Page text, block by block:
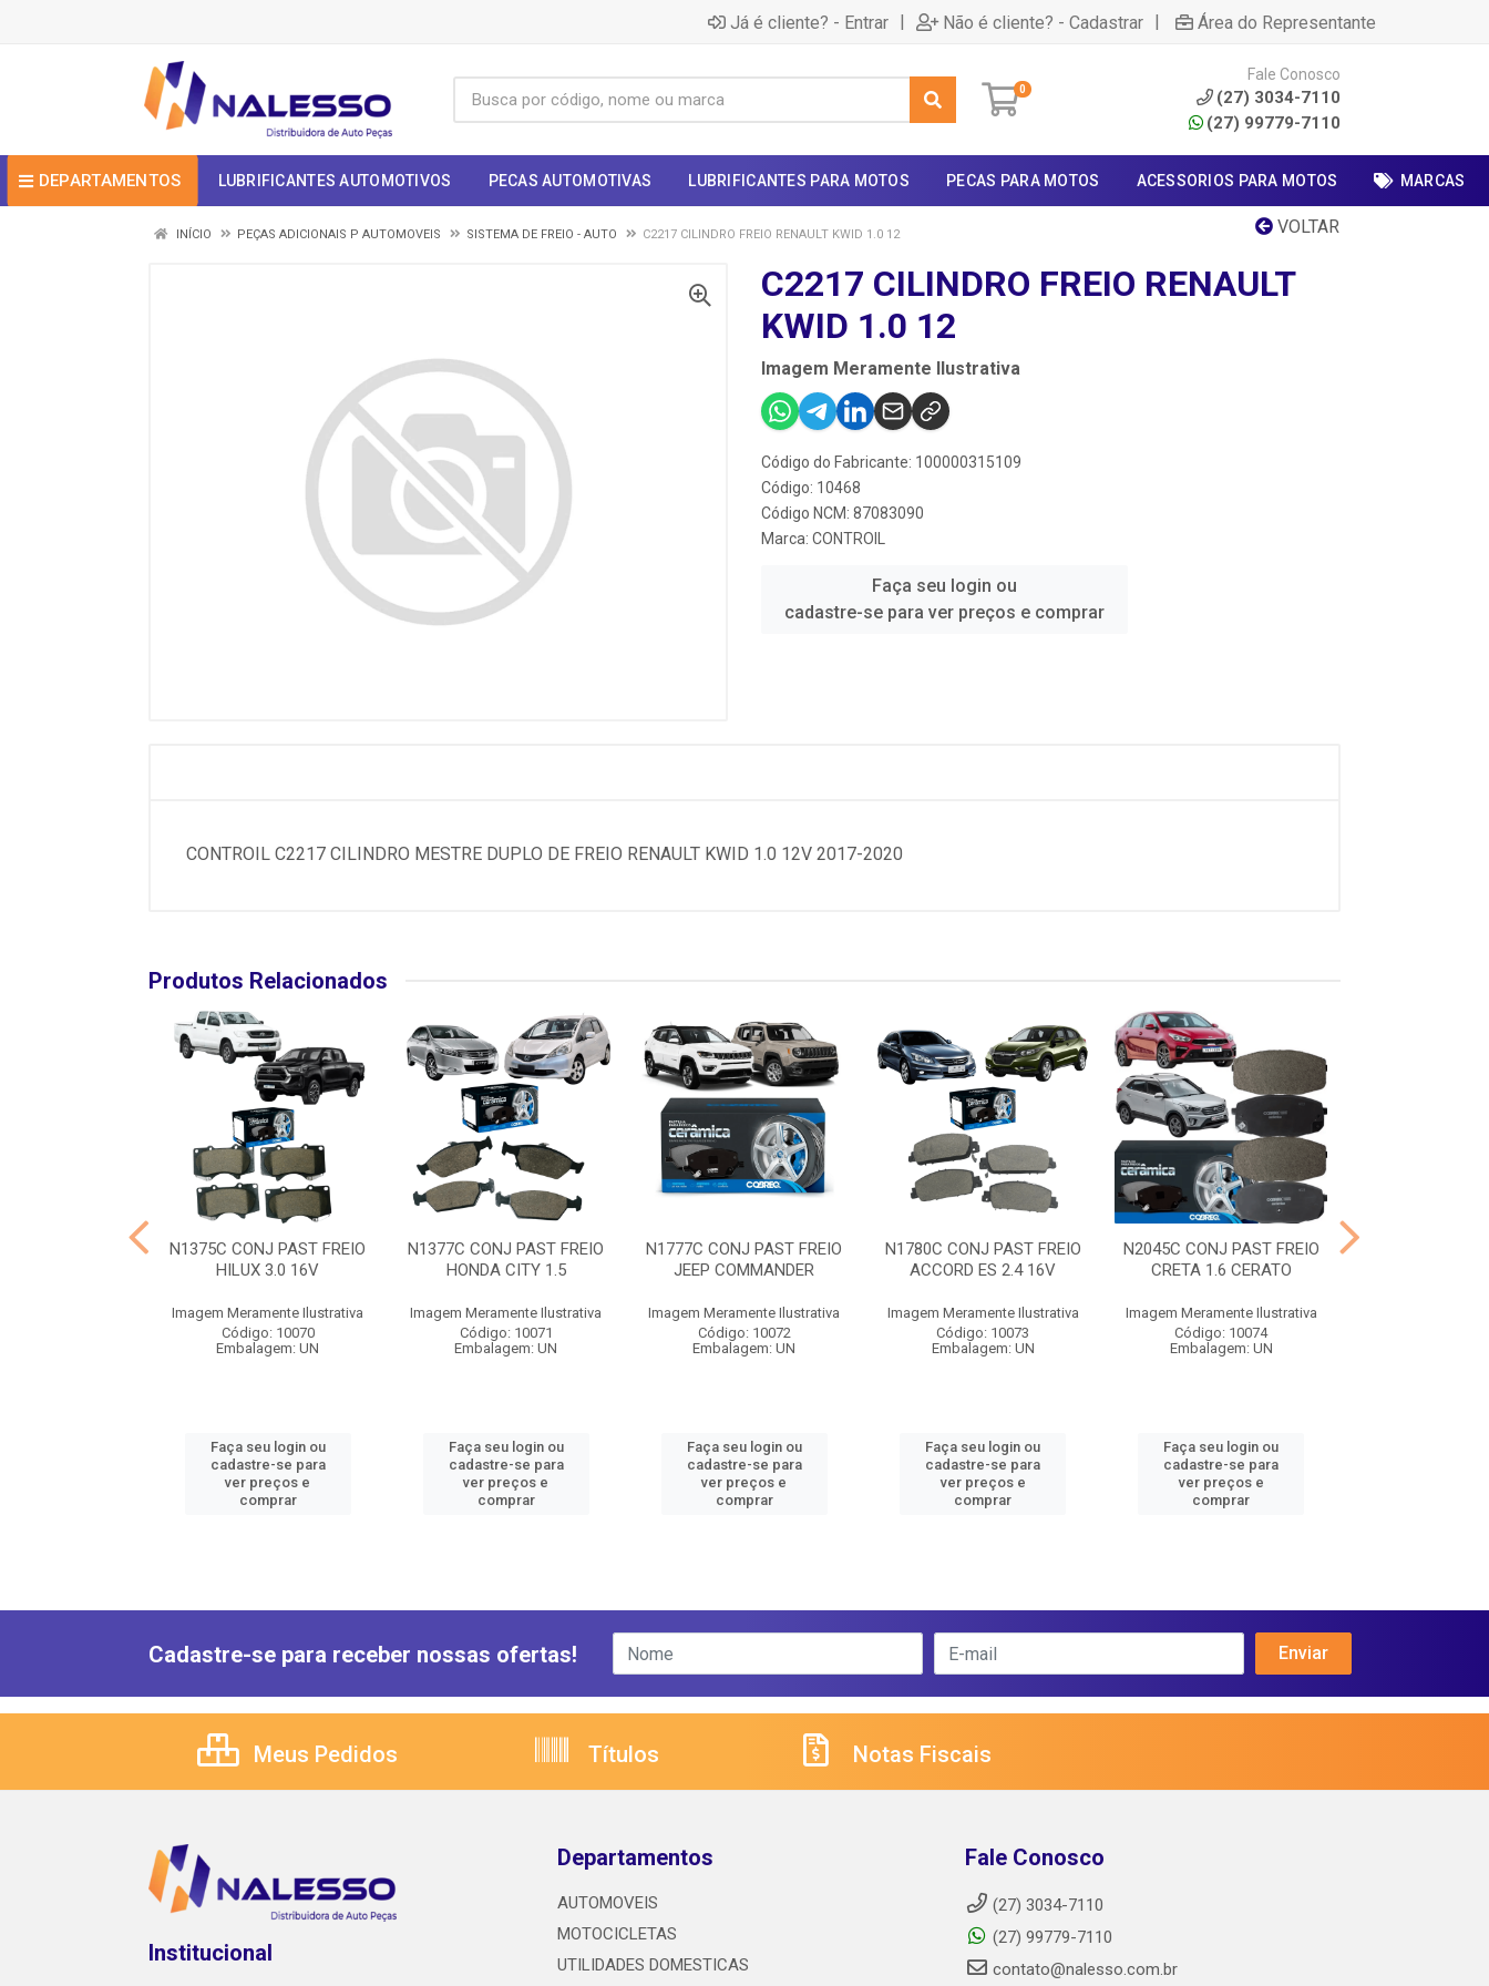
Já é cliente? - Entrar | Não é cliente? - Cadastrar | Área do Representante
0
Fale Conosco
(27) 3034-7110
(27) 99779-7110
DEPARTAMENTOS LUBRIFICANTES AUTOMOTIVOS PECAS AUTOMOTIVAS LUBRIFICANTES PARA MOTOS PECAS PARA MOTOS ACESSORIOS PARA MOTOS MARCAS
VOLTAR
INÍCIO PEÇAS ADICIONAIS P AUTOMOVEIS SISTEMA DE FREIO - AUTO C2217 CILINDRO FREIO RENAULT KWID 1.0 12
C2217 CILINDRO FREIO RENAULT
KWID 1.0 12
Imagem Meramente Ilustrativa
Código do Fabricante: 100000315109
Código: 10468
Código NCM: 87083090
Marca: CONTROIL
Faça seu login ou
cadastre-se para ver preços e comprar
CONTROIL C2217 CILINDRO MESTRE DUPLO DE FREIO RENAULT KWID 1.0 12V 2017-2020
Produtos Relacionados
N1375C CONJ PAST FREIO
HILUX 3.0 16V
Imagem Meramente Ilustrativa
Código: 10070
Embalagem: UN
Faça seu login ou
cadastre-se para
ver preços e
comprar
N1377C CONJ PAST FREIO
HONDA CITY 1.5
Imagem Meramente Ilustrativa
Código: 10071
Embalagem: UN
Faça seu login ou
cadastre-se para
ver preços e
comprar
N1777C CONJ PAST FREIO
JEEP COMMANDER
Imagem Meramente Ilustrativa
Código: 10072
Embalagem: UN
Faça seu login ou
cadastre-se para
ver preços e
comprar
N1780C CONJ PAST FREIO
ACCORD ES 2.4 16V
Imagem Meramente Ilustrativa
Código: 10073
Embalagem: UN
Faça seu login ou
cadastre-se para
ver preços e
comprar
N2045C CONJ PAST FREIO
CRETA 1.6 CERATO
Imagem Meramente Ilustrativa
Código: 10074
Embalagem: UN
Faça seu login ou
cadastre-se para
ver preços e
comprar
Cadastre-se para receber nossas ofertas!
Meus Pedidos Títulos Notas Fiscais
Institucional
Departamentos
AUTOMOVEIS
MOTOCICLETAS
UTILIDADES DOMESTICAS
Fale Conosco
(27) 3034-7110
(27) 99779-7110
contato@nalesso.com.br